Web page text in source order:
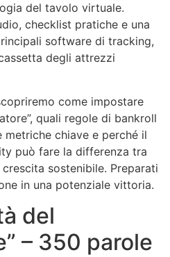
del tavolo virtuale.
checklist pratiche e una
software di tracking,
degli attrezzi
come impostare
quali regole di bankroll
chiave e perché il
può fare la differenza tra
sostenibile. Preparati
in una potenziale vittoria.
del
– 350 parole